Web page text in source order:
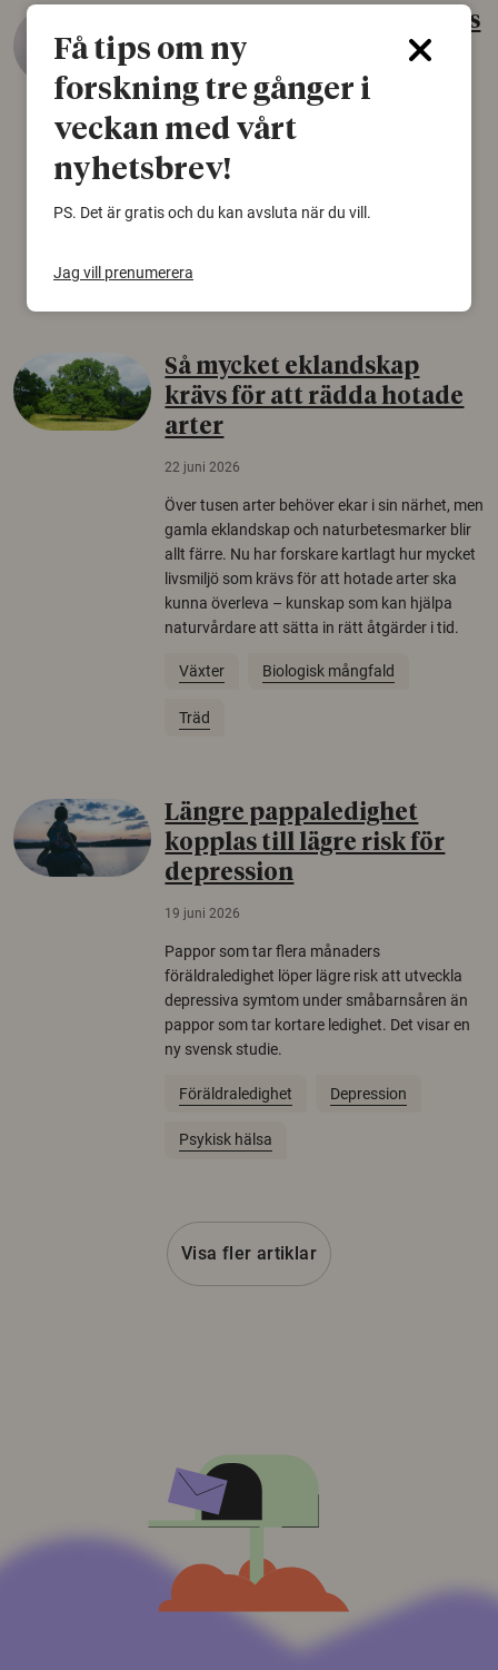
Gammalt skinn var Sveriges
äldsta sko
22 juni 2026
Det som arkeologer länge trodde var en
gammal sko. Fyndet bär spår av romerskt
skomode och beskrivs som mycket ovanligt i
Arkeologi
Så mycket eklandskap
krävs för att rädda hotade
arter
22 juni 2026
Över tusen arter behöver ekar i sin närhet, men
gamla eklandskap och naturbetesmarker blir
allt färre. Nu har forskare kartlagt hur mycket
livsmiljö som krävs för att hotade arter ska
kunna överleva – kunskap som kan hjälpa
naturvårdare att sätta in rätt åtgärder i tid.
Växter Biologisk mångfald
Träd
Längre pappaledighet
kopplas till lägre risk för
depression
19 juni 2026
Pappor som tar flera månaders
föräldraledighet löper lägre risk att utveckla
depressiva symtom under småbarnsåren än
pappor som tar kortare ledighet. Det visar en
ny svensk studie.
Föräldraledighet Depression
Psykisk hälsa
Visa fler artiklar
Få tips om ny
forskning tre gånger i
veckan med vårt
nyhetsbrev!
PS. Det är gratis och du kan avsluta när du vill.
Jag vill prenumerera